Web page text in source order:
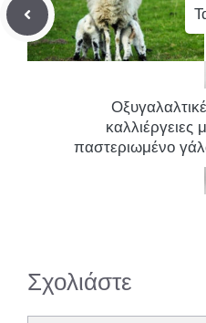
καλλιέργειες
παστεριωμένο
Σχολιάστε